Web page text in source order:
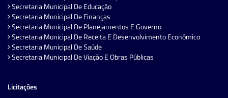
Secretaria Municipal De Educação
Secretaria Municipal De Finanças
Secretaria Municipal De Planejamentos E Governo
Secretaria Municipal De Receita E Desenvolvimento Econômico
Secretaria Municipal De Saúde
Secretaria Municipal De Viação E Obras Públicas
Licitações